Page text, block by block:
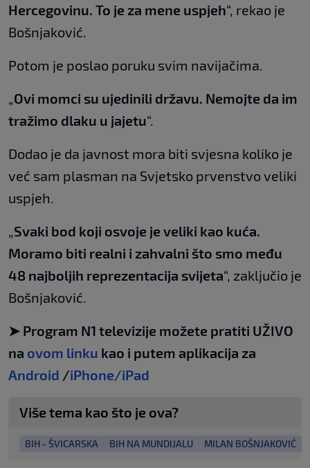
Hercegovinu. To je za mene uspjeh“, rekao je
Bošnjaković.
Potom je poslao poruku svim navijačima.
„Ovi momci su ujedinili državu. Nemojte da im
tražimo dlaku u jajetu“.
Dodao je da javnost mora biti svjesna koliko je
već sam plasman na Svjetsko prvenstvo veliki
uspjeh.
„Svaki bod koji osvoje je veliki kao kuća.
Moramo biti realni i zahvalni što smo među
48 najboljih reprezentacija svijeta“, zaključio je
Bošnjaković.
➤ Program N1 televizije možete pratiti UŽIVO
na ovom linku kao i putem aplikacija za
Android /iPhone/iPad
Više tema kao što je ova?
BIH - ŠVICARSKA BIH NA MUNDIJALU MILAN BOŠNJAKOVIĆ